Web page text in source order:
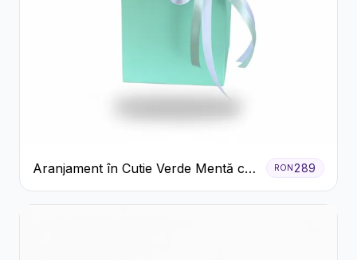
Aranjament în Cutie Verde Mentă cu
Trandafiri și Alstroemeria
RON289